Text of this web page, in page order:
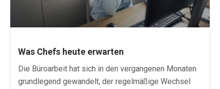
Was Chefs heute erwarten
Die Büroarbeit hat sich in den vergangenen Monaten
grundlegend gewandelt, der regelmäßige Wechsel